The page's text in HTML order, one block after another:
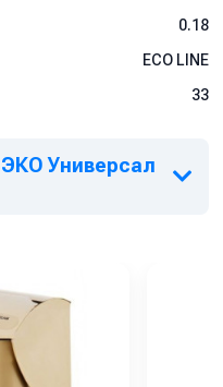
0.18
ECO LINE
33
ЭКО Универсал